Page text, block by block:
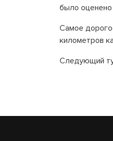
было
Самое
километров
Следующий